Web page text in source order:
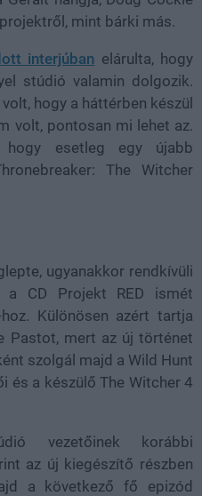
mint bárki más.
interjúban elárulta, hogy
stúdió valamin dolgozik.
hogy a háttérben készül
volt, pontosan mi lehet az.
esetleg egy újabb
The Witcher
ugyanakkor rendkívüli
a CD Projekt RED ismét
Különösen azért tartja
Pastot, mert az új történet
szolgál majd a Wild Hunt
és a készülő The Witcher 4
vezetőinek korábbi
az új kiegészítő részben
a következő fő epizód